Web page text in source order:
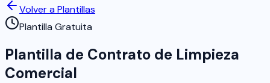
Volver a Plantillas
Plantilla Gratuita
Plantilla de Contrato de Limpieza
Comercial